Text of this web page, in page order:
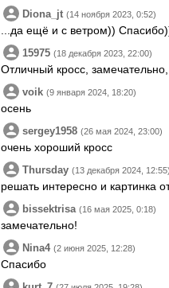
Diona_jt (14 ноября 2023, 0:52)
...да ещё и с ветром))
15975 (18 декабря 2023, 22:00)
Отличный кросс,
voik (9 января 2024, 18:20)
осень
sergey1958 (26 мая 2024, 23:00)
очень хороший кросс
Thursday (13 декабря 2024,
решать интересно и картинка
bissektrisa (16 мая 2025, 0:18)
замечательно!
Nina4 (2 июня 2025, 12:28)
Спасибо